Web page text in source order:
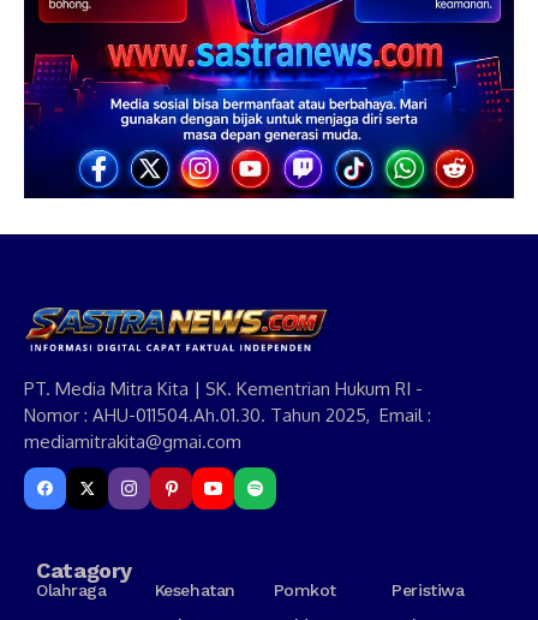
PT. Media Mitra Kita | SK. Kementrian Hukum RI -
Nomor : AHU-011504.Ah.01.30. Tahun 2025, Email :
mediamitrakita@gmai.com
Catagory
Olahraga Kesehatan Pomkot
Peristiwa